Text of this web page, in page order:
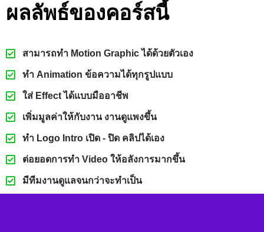
ผลลัพธ์ของคอร์สนี้
สามารถทำ Motion Graphic ได้ด้วยตัวเอง
ทำ Animation ข้อความได้ทุกรูปแบบ
ใส่ Effect ได้แบบมืออาชีพ
เพิ่มมูลค่าให้กับงาน งานดูแพงขึ้น
ทำ Logo Intro เปิด - ปิด คลิปได้เอง
ต่อยอดการทำ Video ให้อลังการมากขึ้น
มีทีมงานดูแลจนกว่าจะทำเป็น